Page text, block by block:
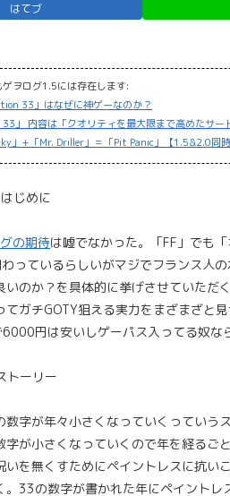
はてブ
ヲログ1.5には存在します:
33」はなぜに神ゲーなのか？
」 内容は「クオリティを最大限まで高めたサー
」+「Mr. Driller」＝「Pit Panic」【1.5&2.0同時
はじめに
の期待は嘘でなかった。「FF」でも
っているらしいがマジでフランス人の
のか？を具体的に挙げさせていただ
ガチGOTY狙える実力をまざまざと見
円は安いしゲーパス入ってる奴な
トーリー
字が年々小さくなっていくっていう
が小さくなっていくので年を経るご
を無くすためにペイントレスに抗い
33の数字が書かれた年にペイントレ